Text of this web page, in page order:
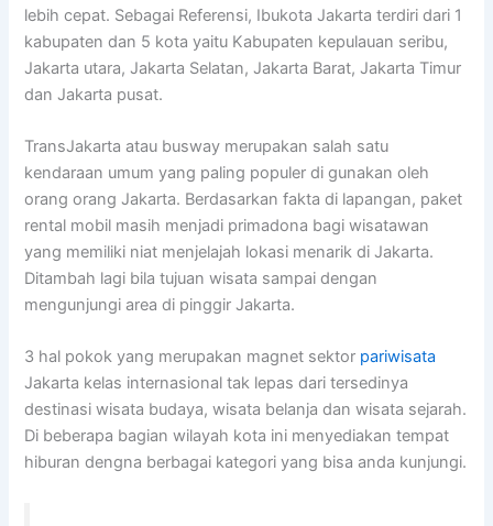
lebih cepat. Sebagai Referensi, Ibukota Jakarta terdiri dari 1
kabupaten dan 5 kota yaitu Kabupaten kepulauan seribu,
Jakarta utara, Jakarta Selatan, Jakarta Barat, Jakarta Timur
dan Jakarta pusat.
TransJakarta atau busway merupakan salah satu
kendaraan umum yang paling populer di gunakan oleh
orang orang Jakarta. Berdasarkan fakta di lapangan, paket
rental mobil masih menjadi primadona bagi wisatawan
yang memiliki niat menjelajah lokasi menarik di Jakarta.
Ditambah lagi bila tujuan wisata sampai dengan
mengunjungi area di pinggir Jakarta.
3 hal pokok yang merupakan magnet sektor pariwisata
Jakarta kelas internasional tak lepas dari tersedinya
destinasi wisata budaya, wisata belanja dan wisata sejarah.
Di beberapa bagian wilayah kota ini menyediakan tempat
hiburan dengna berbagai kategori yang bisa anda kunjungi.